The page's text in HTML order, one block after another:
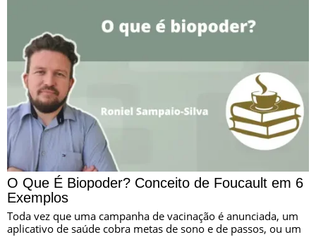
O Que É Biopoder? Conceito de Foucault em 6
Exemplos
Toda vez que uma campanha de vacinação é anunciada, um
aplicativo de saúde cobra metas de sono e de passos, ou um